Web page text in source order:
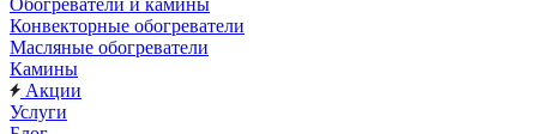
Обогреватели и камины
Конвекторные обогреватели
Масляные обогреватели
Камины
Акции
Услуги